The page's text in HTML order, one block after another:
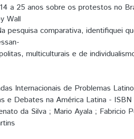
a 25 anos sobre os protestos no
Wall
pesquisa comparativa, identifiquei
multiculturais e de
Internacionais de Problemas
e Debates na América Latina -
da Silva ; Mario Ayala ; Fabricio